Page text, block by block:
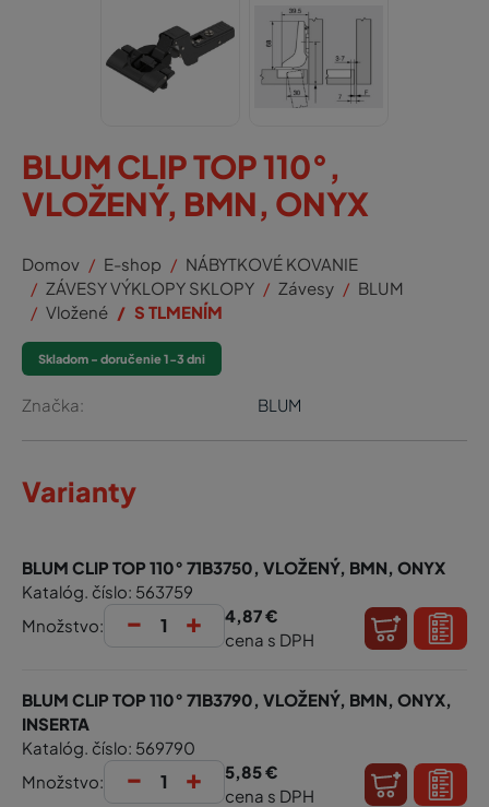
BLUM CLIP TOP 110°,
VLOŽENÝ, BMN, ONYX
Domov E-shop
NÁBYTKOVÉ KOVANIE
ZÁVESY VÝKLOPY SKLOPY
Závesy
BLUM
Vložené
S TLMENÍM
Skladom - doručenie 1-3 dni
Značka: BLUM
Varianty
BLUM CLIP TOP 110° 71B3750, VLOŽENÝ, BMN, ONYX
Katalóg. číslo: 563759
Množstvo:
- +
4,87 €
cena s DPH
BLUM CLIP TOP 110° 71B3790, VLOŽENÝ, BMN, ONYX,
INSERTA
Katalóg. číslo: 569790
Množstvo:
- +
5,85 €
cena s DPH